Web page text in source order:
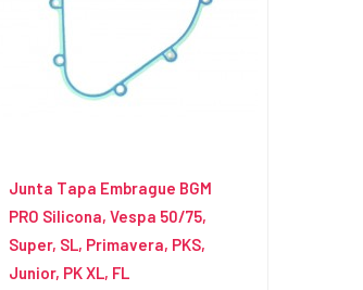
Junta Tapa Embrague BGM
PRO Silicona, Vespa 50/75,
Super, SL, Primavera, PKS,
Junior, PK XL, FL